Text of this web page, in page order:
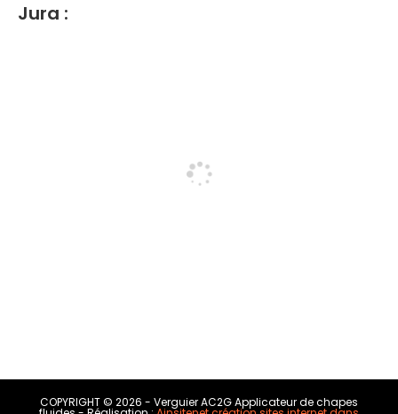
Jura :
COPYRIGHT © 2026 - Verguier AC2G Applicateur de chapes